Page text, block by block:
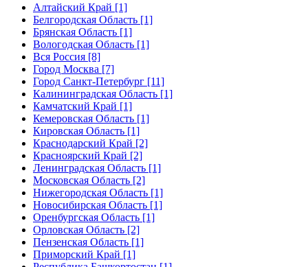
Алтайский Край [1]
Белгородская Область [1]
Брянская Область [1]
Вологодская Область [1]
Вся Россия [8]
Город Москва [7]
Город Санкт-Петербург [11]
Калининградская Область [1]
Камчатский Край [1]
Кемеровская Область [1]
Кировская Область [1]
Краснодарский Край [2]
Красноярский Край [2]
Ленинградская Область [1]
Московская Область [2]
Нижегородская Область [1]
Новосибирская Область [1]
Оренбургская Область [1]
Орловская Область [2]
Пензенская Область [1]
Приморский Край [1]